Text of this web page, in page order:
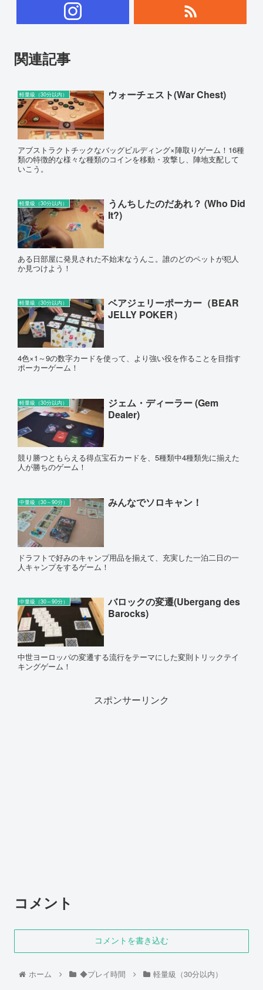
関連記事
軽量級（30分以内） ウォーチェスト(War Chest)
アブストラクトチックなバッグビルディング×陣取りゲーム！16種
類の特徴的な様々な種類のコインを移動・攻撃し、陣地支配して
いこう。
軽量級（30分以内）
うんちしたのだあれ？ (Who Did
It?)
ある日部屋に発見された不始末なうんこ。誰のどのペットが犯人
か見つけよう！
軽量級（30分以内）
ベアジェリーポーカー（BEAR
JELLY POKER）
4色×1～9の数字カードを使って、より強い役を作ることを目指す
ポーカーゲーム！
軽量級（30分以内）
ジェム・ディーラー (Gem
Dealer)
競り勝つともらえる得点宝石カードを、5種類中4種類先に揃えた
人が勝ちのゲーム！
中量級（30～90分） みんなでソロキャン！
ドラフトで好みのキャンプ用品を揃えて、充実した一泊二日の一
人キャンプをするゲーム！
中量級（30～90分）
バロックの変遷(Ubergang des
Barocks)
中世ヨーロッパの変遷する流行をテーマにした変則トリックテイ
キングゲーム！
スポンサーリンク
コメント
コメントを書き込む
ホーム ◆プレイ時間 軽量級（30分以内）